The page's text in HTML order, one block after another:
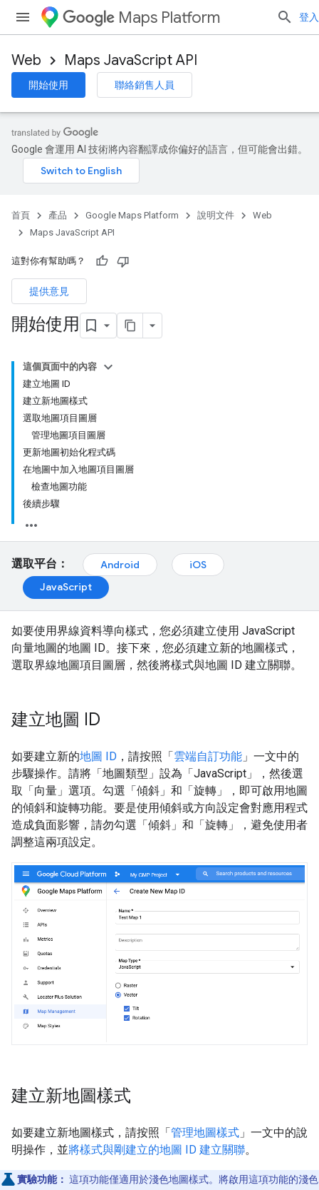
Maps Platform 登入
Web Maps JavaScript API
開始使用 聯絡銷售人員
Google 會運用 AI 技術將內容翻譯成你偏好的語言，但可能會出錯。
首頁 產品 Google Maps Platform 說明文件
Web
Maps JavaScript API
這對你有幫助嗎？
提供意見
開始使用
這個頁面中的內容
建立地圖 ID
建立新地圖樣式
選取地圖項目圖層
管理地圖項目圖層
更新地圖初始化程式碼
在地圖中加入地圖項目圖層
檢查地圖功能
後續步驟
選取平台： Android
iOS
JavaScript
如要使用界線資料導向樣式，您必須建立使用 JavaScript
向量地圖的地圖 ID。接下來，您必須建立新的地圖樣式，
選取界線地圖項目圖層，然後將樣式與地圖 ID 建立關聯。
建立地圖 ID
如要建立新的地圖 ID ，請按照「雲端自訂功能 」一文中的
步驟操作。請將「地圖類型」設為「JavaScript」
，然後選
取「向量」 選項。勾選「傾斜」 和「旋轉」
，即可啟用地圖
的傾斜和旋轉功能。要是使用傾斜或方向設定會對應用程式
造成負面影響，請勿勾選「傾斜」 和「旋轉」
，避免使用者
調整這兩項設定。
建立新地圖樣式
如要建立新地圖樣式，請按照「管理地圖樣式 」一文中的說
明操作，並將樣式與剛建立的地圖 ID 建立關聯。
實驗功能： 這項功能僅適用於淺色地圖樣式。將啟用這項功能的淺色